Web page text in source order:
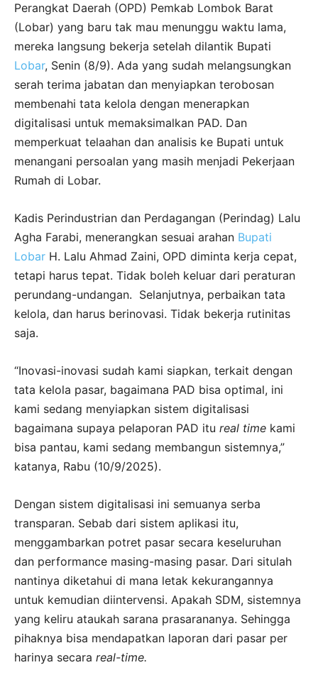
Perangkat Daerah (OPD) Pemkab Lombok Barat
(Lobar) yang baru tak mau menunggu waktu lama,
mereka langsung bekerja setelah dilantik Bupati
Lobar, Senin (8/9). Ada yang sudah melangsungkan
serah terima jabatan dan menyiapkan terobosan
membenahi tata kelola dengan menerapkan
digitalisasi untuk memaksimalkan PAD. Dan
memperkuat telaahan dan analisis ke Bupati untuk
menangani persoalan yang masih menjadi Pekerjaan
Rumah di Lobar.
Kadis Perindustrian dan Perdagangan (Perindag) Lalu
Agha Farabi, menerangkan sesuai arahan Bupati
Lobar H. Lalu Ahmad Zaini, OPD diminta kerja cepat,
tetapi harus tepat. Tidak boleh keluar dari peraturan
perundang-undangan. Selanjutnya, perbaikan tata
kelola, dan harus berinovasi. Tidak bekerja rutinitas
saja.
“Inovasi-inovasi sudah kami siapkan, terkait dengan
tata kelola pasar, bagaimana PAD bisa optimal, ini
kami sedang menyiapkan sistem digitalisasi
bagaimana supaya pelaporan PAD itu real time kami
bisa pantau, kami sedang membangun sistemnya,”
katanya, Rabu (10/9/2025).
Dengan sistem digitalisasi ini semuanya serba
transparan. Sebab dari sistem aplikasi itu,
menggambarkan potret pasar secara keseluruhan
dan performance masing-masing pasar. Dari situlah
nantinya diketahui di mana letak kekurangannya
untuk kemudian diintervensi. Apakah SDM, sistemnya
yang keliru ataukah sarana prasarananya. Sehingga
pihaknya bisa mendapatkan laporan dari pasar per
harinya secara real-time.